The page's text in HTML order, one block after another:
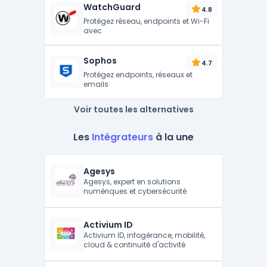
WatchGuard 4.8
Protégez réseau, endpoints et Wi-Fi
avec
Sophos 4.7
Protégez endpoints, réseaux et
emails
Voir toutes les alternatives
Les Intégrateurs à la une
Agesys
Agesys, expert en solutions
numériques et cybersécurité
Activium ID
Activium ID, infogérance, mobilité,
cloud & continuité d'activité